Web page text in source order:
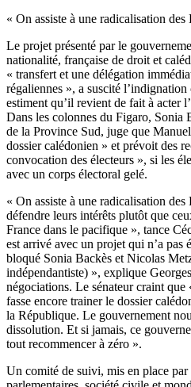
« On assiste à une radicalisation des
Le projet présenté par le
nationalité, française de droit et
« transfert et une délégation
régaliennes », a suscité
estiment qu’il revient de fait à acter
Dans les colonnes du Figaro, Sonia
de la Province Sud, juge que
dossier calédonien » et prévoit des
convocation des électeurs », si les
avec un corps électoral gelé.
« On assiste à une radicalisation
défendre leurs intérêts plutôt que
France dans le pacifique », tance
est arrivé avec un projet qui n’a pas
bloqué Sonia Backès et Nicolas
indépendantiste) », explique
négociations. Le sénateur craint
fasse encore trainer le dossier
la République. Le gouvernement
dissolution. Et si jamais, ce
tout recommencer à zéro ».
Un comité de suivi, mis en place par